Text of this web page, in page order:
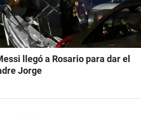
llegó a Rosario para dar el
Jorge